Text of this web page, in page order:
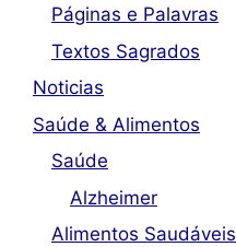
Páginas e Palavras
Textos Sagrados
Noticias
Saúde & Alimentos
Saúde
Alzheimer
Alimentos Saudáveis